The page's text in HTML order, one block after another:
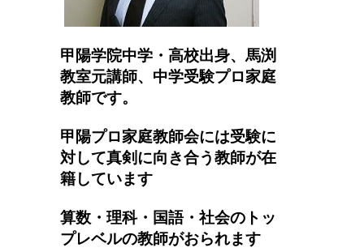
甲陽学院中学・高校出身、馬渕
教室元講師、 中学受験プロ家庭
教師です。
甲陽プロ家庭教師会には受験に
対して真剣に向き合う教師が在
籍しています
算数・理科・国語・社会のトッ
プレベルの教師がおられます